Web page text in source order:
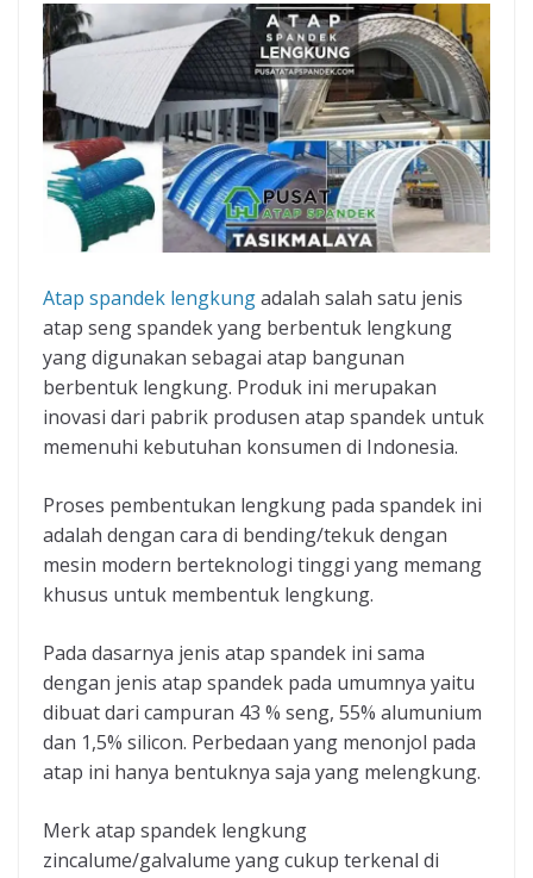
Atap spandek lengkungadalah salah satu jenis
atap seng spandek yang berbentuk lengkung
yang digunakan sebagai atap bangunan
berbentuk lengkung. Produk ini merupakan
inovasi dari pabrik produsen atap spandek untuk
memenuhi kebutuhan konsumen di Indonesia.
Proses pembentukan lengkung pada spandek ini
adalah dengan cara di bending/tekuk dengan
mesin modern berteknologi tinggi yang memang
khusus untuk membentuk lengkung.
Pada dasarnya jenis atap spandek ini sama
dengan jenis atap spandek pada umumnya yaitu
dibuat dari campuran 43 % seng, 55% alumunium
dan 1,5% silicon. Perbedaan yang menonjol pada
atap ini hanya bentuknya saja yang melengkung.
Merk atap spandek lengkung
zincalume/galvalume yang cukup terkenal di